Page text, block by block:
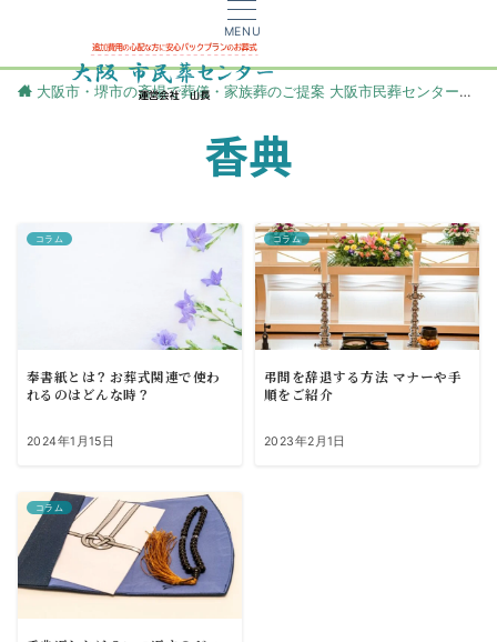
MENU
大阪市・堺市の斎場で葬儀・家族葬のご提案 大阪市民葬センター
香典
コラム
奉書紙とは？お葬式関連で使わ
れるのはどんな時？
2024年1月15日
コラム
弔問を辞退する方法 マナーや手
順をご紹介
2023年2月1日
コラム